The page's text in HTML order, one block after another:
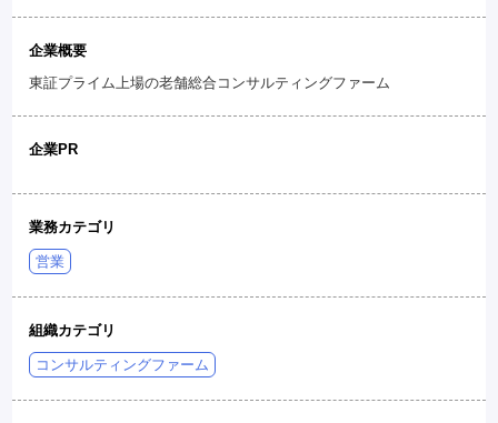
企業概要
東証プライム上場の老舗総合コンサルティングファーム
企業PR
業務カテゴリ
営業
組織カテゴリ
コンサルティングファーム